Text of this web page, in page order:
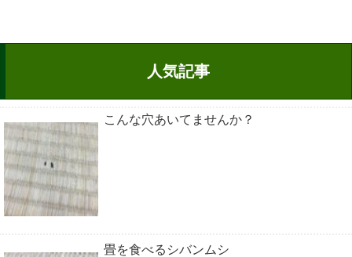
人気記事
こんな穴あいてませんか？
畳を食べるシバンムシ